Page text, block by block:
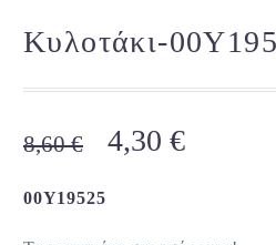
Κυλοτάκι-
8,60€
Original
8,60 €.
4,30 €Η
είναι:
00Y19525